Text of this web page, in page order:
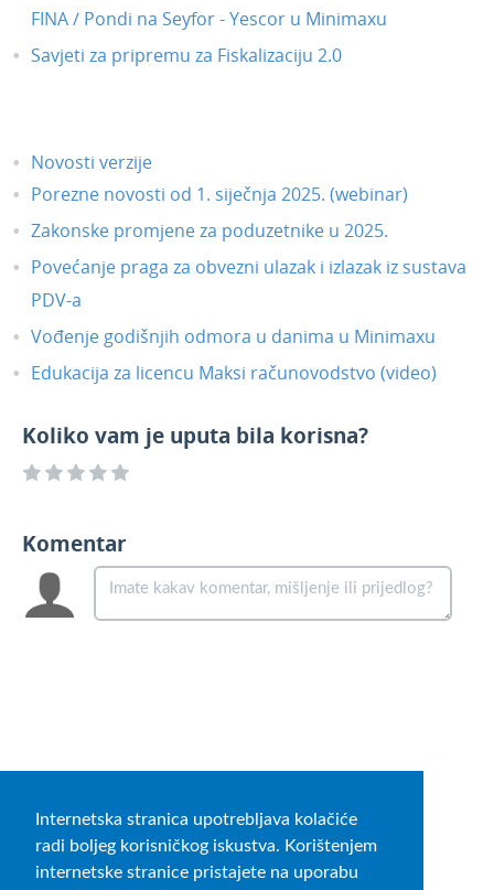
Internetska stranica upotrebljava kolačiće
radi boljeg korisničkog iskustva. Korištenjem
internetske stranice pristajete na uporabu
FINA / Pondi na Seyfor - Yescor u Minimaxu
Savjeti za pripremu za Fiskalizaciju 2.0
Novosti verzije
Porezne novosti od 1. siječnja 2025. (webinar)
Zakonske promjene za poduzetnike u 2025.
Povećanje praga za obvezni ulazak i izlazak iz sustava
PDV-a
Vođenje godišnjih odmora u danima u Minimaxu
Edukacija za licencu Maksi računovodstvo (video)
Koliko vam je uputa bila korisna?
Komentar